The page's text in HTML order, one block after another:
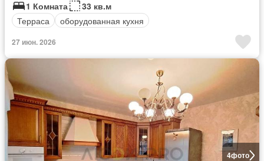
1 Комната
33 кв.м
Терраса
оборудованная кухня
27 июн. 2026
4фото